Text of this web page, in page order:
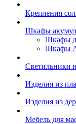
Крепления
Шкафы
Шкафы
Шкафы
Светильники
Изделия из
Изделия из
Мебель для